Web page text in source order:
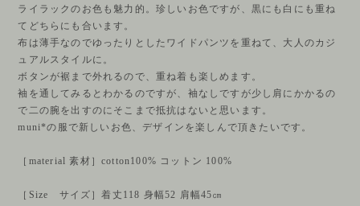
ライラックのお色も魅力的。珍しいお色ですが、黒にも白にも重ね
てどちらにも合います。
布は薄手なのでゆったりとしたワイドパンツを重ねて、大人のカジ
ュアルスタイルに。
ボタンが裾まで外れるので、重ね着も楽しめます。
袖を通してみるとわかるのですが、袖なしですが少し肩にかかるの
で二の腕を出すのにそこまで抵抗はないと思います。
muni*の服で新しいお色、デザインを楽しんで頂きたいです。
［material 素材］cotton100% コットン 100%
［Size サイズ］着丈118 身幅52 肩幅45㎝